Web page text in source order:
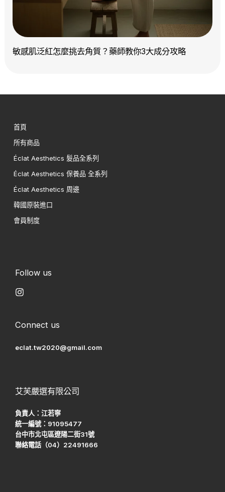
敏感肌泛紅怎麼挑去角質？藥師教你3大成分攻略
首頁
所有商品
Éclat Aesthetics 髮品全系列
Éclat Aesthetics 保養品 全系列
Éclat Aesthetics 周邊
韓國原裝進口
會員制度
Follow us
Connect us
eclat.tw2020@gmail.com
艾芙嚴選有限公司
負責人：江若寧
統一編號：91095477
台中市北屯區遼陽二街31號
聯絡電話（04）22491666